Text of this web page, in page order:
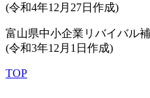
(令和4年12月27日作成)
富山県中小企業リバイバル
(令和3年12月1日作成)
TOP